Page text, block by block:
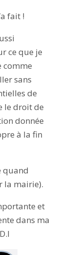
fait !
ce que je
comme
sans
de
le droit de
donnée
à la fin
quand
la mairie).
et
dans ma